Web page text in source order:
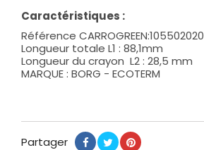
Caractéristiques :
Référence CARROGREEN:105502020
Longueur totale L1 : 88,1mm
Longueur du crayon L2 : 28,5 mm
MARQUE : BORG - ECOTERM
Partager